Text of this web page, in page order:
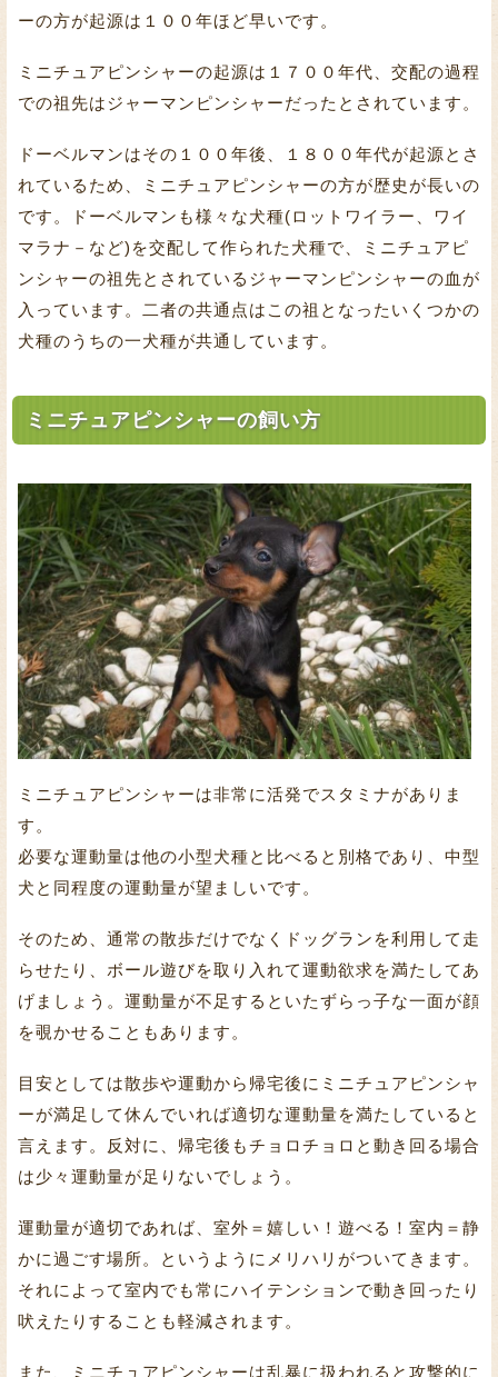
ーの方が起源は１００年ほど早いです。
ミニチュアピンシャーの起源は１７００年代、交配の過程
での祖先はジャーマンピンシャーだったとされています。
ドーベルマンはその１００年後、１８００年代が起源とさ
れているため、ミニチュアピンシャーの方が歴史が長いの
です。ドーベルマンも様々な犬種(ロットワイラー、ワイ
マラナ－など)を交配して作られた犬種で、ミニチュアピ
ンシャーの祖先とされているジャーマンピンシャーの血が
入っています。二者の共通点はこの祖となったいくつかの
犬種のうちの一犬種が共通しています。
ミニチュアピンシャーの飼い方
ミニチュアピンシャーは非常に活発でスタミナがありま
す。
必要な運動量は他の小型犬種と比べると別格であり、中型
犬と同程度の運動量が望ましいです。
そのため、通常の散歩だけでなくドッグランを利用して走
らせたり、ボール遊びを取り入れて運動欲求を満たしてあ
げましょう。運動量が不足するといたずらっ子な一面が顔
を覗かせることもあります。
目安としては散歩や運動から帰宅後にミニチュアピンシャ
ーが満足して休んでいれば適切な運動量を満たしていると
言えます。反対に、帰宅後もチョロチョロと動き回る場合
は少々運動量が足りないでしょう。
運動量が適切であれば、室外＝嬉しい！遊べる！室内＝静
かに過ごす場所。というようにメリハリがついてきます。
それによって室内でも常にハイテンションで動き回ったり
吠えたりすることも軽減されます。
また、ミニチュアピンシャーは乱暴に扱われると攻撃的に